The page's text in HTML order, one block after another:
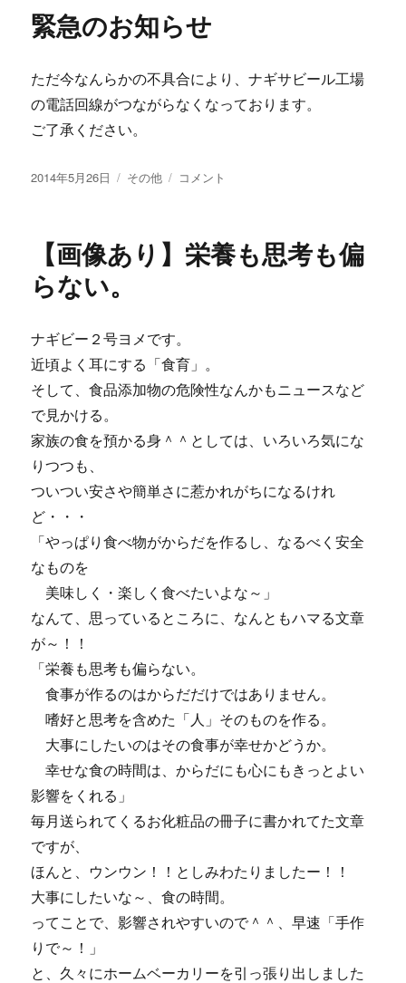
ー
（火）、
22
（水）、
23
連
案
内
緊急のお知らせ
ただ今なんらかの不具合により、ナギサビール工場
の電話回線がつながらなくなっております。
ご了承ください。
投
2014年5月26日
カ
ー
その他
緊
知
ら
コメント
【画像あり】栄養も思考も偏
らない。
ナギビー２号ヨメです。
近頃よく耳にする「食育」。
そして、食品添加物の危険性なんかもニュースなど
で見かける。
家族の食を預かる身＾＾としては、いろいろ気にな
りつつも、
ついつい安さや簡単さに惹かれがちになるけれ
ど・・・
「やっぱり食べ物がからだを作るし、なるべく安全
なものを
美味しく・楽しく食べたいよな～」
なんて、思っているところに、なんともハマる文章
が～！！
「栄養も思考も偏らない。
食事が作るのはからだだけではありません。
嗜好と思考を含めた「人」そのものを作る。
大事にしたいのはその食事が幸せかどうか。
幸せな食の時間は、からだにも心にもきっとよい
影響をくれる」
毎月送られてくるお化粧品の冊子に書かれてた文章
ですが、
ほんと、ウンウン！！としみわたりましたー！！
大事にしたいな～、食の時間。
ってことで、影響されやすいので＾＾、早速「手作
りで～！」
と、久々にホームベーカリーを引っ張り出しました